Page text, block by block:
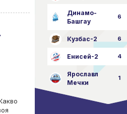
Динамо-
Башгау
6
Кузбас-2 6
Енисей-2 4
Ярославл
Мечки
1